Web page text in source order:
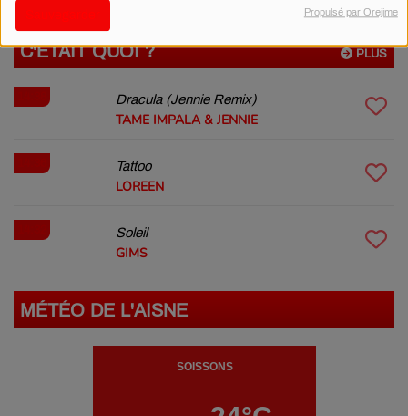
Propulsé par Orejime
PLUS
C'ÉTAIT QUOI ?
Dracula (Jennie Remix)
TAME IMPALA & JENNIE
Tattoo
LOREEN
Soleil
GIMS
MÉTÉO DE L'AISNE